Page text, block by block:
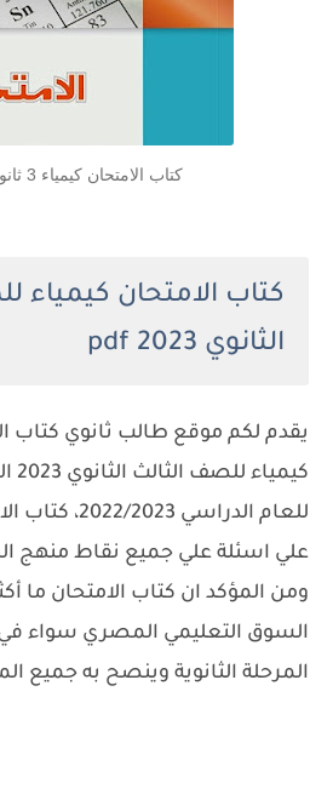
كتاب الامتحان كيمياء 3 ثانوي 2023
كتاب الامتحان كيمياء
الثانوي 2023 pdf
يقدم لكم موقع طالب ثانوي كتاب
للعام الدراسي
علي اسئلة علي جميع نقاط منهج
ومن المؤكد ان كتاب الامتحان ما
السوق التعليمي المصري سواء في
المرحلة الثانوية وينصح به جميع